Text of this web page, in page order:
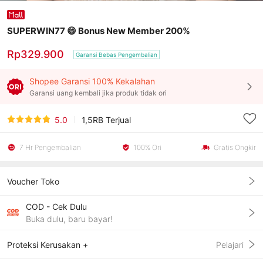
SUPERWIN77 😄 Bonus New Member 200%
Rp329.900 Garansi Bebas Pengembalian
Shopee Garansi 100% Kekalahan
Garansi uang kembali jika produk tidak ori
5.0 1,5RB Terjual
7 Hr Pengembalian 100% Ori Gratis Ongkir
Voucher Toko
COD - Cek Dulu
Buka dulu, baru bayar!
Proteksi Kerusakan + Pelajari